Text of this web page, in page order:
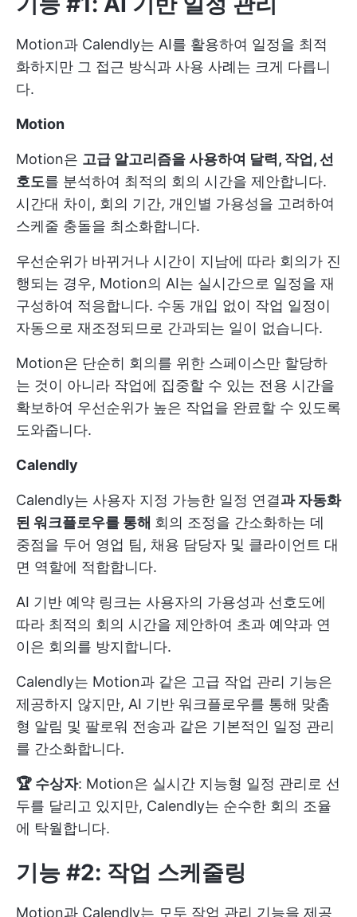
Motion과 Calendly는 AI를 활용하여 일정을 최적
화하지만 그 접근 방식과 사용 사례는 크게 다릅니
다.
Motion
Motion은 고급 알고리즘을 사용하여 달력, 작업, 선
호도를 분석하여 최적의 회의 시간을 제안합니다.
시간대 차이, 회의 기간, 개인별 가용성을 고려하여
스케줄 충돌을 최소화합니다.
우선순위가 바뀌거나 시간이 지남에 따라 회의가 진
행되는 경우, Motion의 AI는 실시간으로 일정을 재
구성하여 적응합니다. 수동 개입 없이 작업 일정이
자동으로 재조정되므로 간과되는 일이 없습니다.
Motion은 단순히 회의를 위한 스페이스만 할당하
는 것이 아니라 작업에 집중할 수 있는 전용 시간을
확보하여 우선순위가 높은 작업을 완료할 수 있도록
도와줍니다.
Calendly
Calendly는 사용자 지정 가능한 일정 연결과 자동화
된 워크플로우를 통해 회의 조정을 간소화하는 데
중점을 두어 영업 팀, 채용 담당자 및 클라이언트 대
면 역할에 적합합니다.
AI 기반 예약 링크는 사용자의 가용성과 선호도에
따라 최적의 회의 시간을 제안하여 초과 예약과 연
이은 회의를 방지합니다.
Calendly는 Motion과 같은 고급 작업 관리 기능은
제공하지 않지만, AI 기반 워크플로우를 통해 맞춤
형 알림 및 팔로워 전송과 같은 기본적인 일정 관리
를 간소화합니다.
🏆 수상자: Motion은 실시간 지능형 일정 관리로 선
두를 달리고 있지만, Calendly는 순수한 회의 조율
에 탁월합니다.
기능 #2: 작업 스케줄링
Motion과 Calendly는 모두 작업 관리 기능을 제공